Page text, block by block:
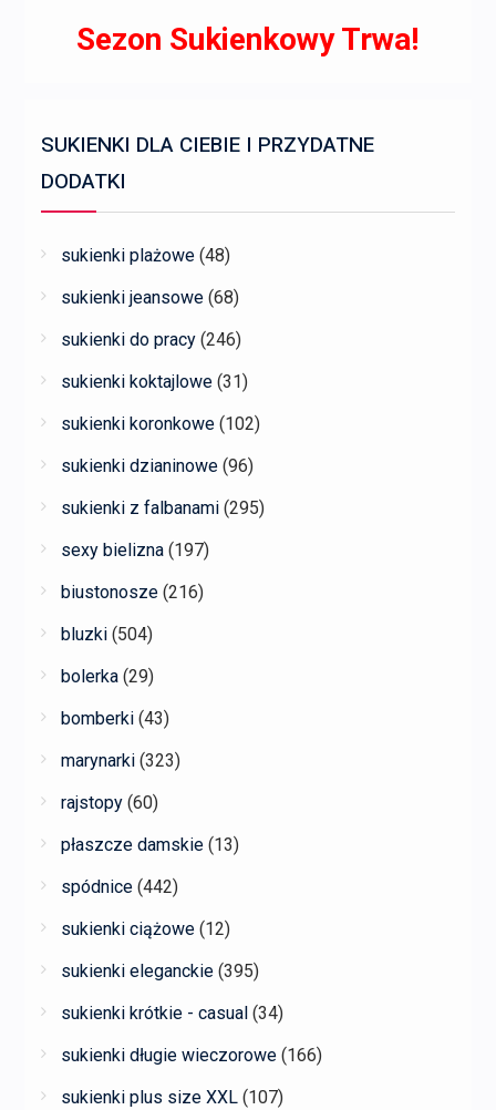
Sezon Sukienkowy Trwa!
SUKIENKI DLA CIEBIE I PRZYDATNE
DODATKI
sukienki plażowe (48)
sukienki jeansowe (68)
sukienki do pracy (246)
sukienki koktajlowe (31)
sukienki koronkowe (102)
sukienki dzianinowe (96)
sukienki z falbanami (295)
sexy bielizna (197)
biustonosze (216)
bluzki (504)
bolerka (29)
bomberki (43)
marynarki (323)
rajstopy (60)
płaszcze damskie (13)
spódnice (442)
sukienki ciążowe (12)
sukienki eleganckie (395)
sukienki krótkie - casual (34)
sukienki długie wieczorowe (166)
sukienki plus size XXL (107)